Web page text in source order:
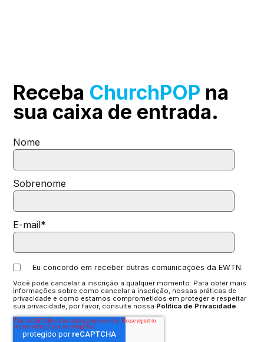
Receba ChurchPOP na
sua caixa de entrada.
Nome
Sobrenome
E-mail*
Eu concordo em receber outras comunicações da EWTN.
Você pode cancelar a inscrição a qualquer momento. Para obter mais
informações sobre como cancelar a inscrição, nossas práticas de
privacidade e como estamos comprometidos em proteger e respeitar
sua privacidade, por favor, consulte nossa Política de Privacidade.